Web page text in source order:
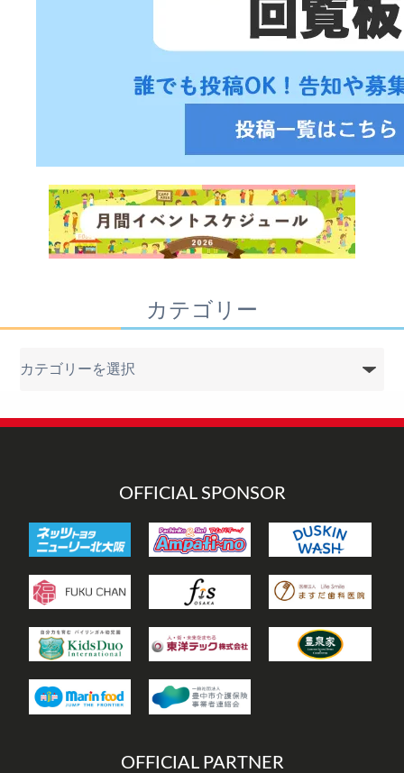
カテゴリー
リ
OFFICIAL SPONSOR
OFFICIAL PARTNER